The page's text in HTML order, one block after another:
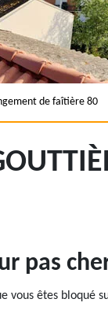
de faîtière 80
pas
vous êtes bloqué